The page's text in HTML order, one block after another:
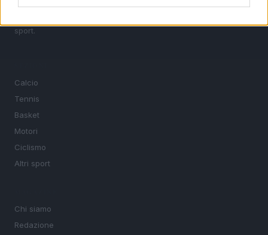
interviste ai protagonisti e i risultati in tempo reale di tutte
sport.
Calcio
Tennis
Basket
Motori
Ciclismo
Altri sport
Chi siamo
Redazione